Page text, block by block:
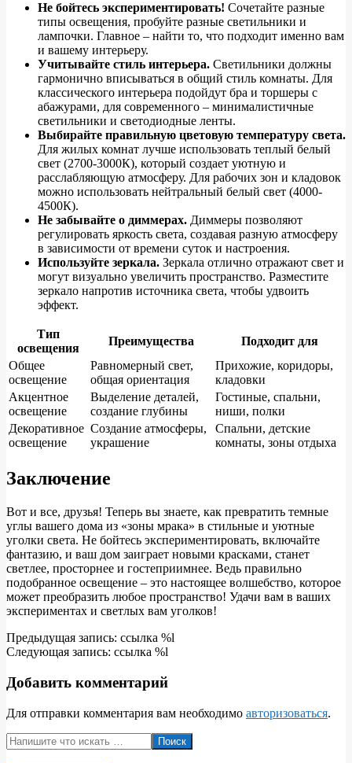
Не бойтесь экспериментировать! Сочетайте разные
типы освещения, пробуйте разные светильники и
лампочки. Главное – найти то, что подходит именно вам
и вашему интерьеру.
Учитывайте стиль интерьера. Светильники должны
гармонично вписываться в общий стиль комнаты. Для
классического интерьера подойдут бра и торшеры с
абажурами, для современного – минималистичные
светильники и светодиодные ленты.
Выбирайте правильную цветовую температуру света.
Для жилых комнат лучше использовать теплый белый
свет (2700-3000К), который создает уютную и
расслабляющую атмосферу. Для рабочих зон и кладовок
можно использовать нейтральный белый свет (4000-
4500К).
Не забывайте о диммерах. Диммеры позволяют
регулировать яркость света, создавая разную атмосферу
в зависимости от времени суток и настроения.
Используйте зеркала. Зеркала отлично отражают свет и
могут визуально увеличить пространство. Разместите
зеркало напротив источника света, чтобы удвоить
эффект.
Тип
освещения
Преимущества
Подходит для
Общее
освещение
Равномерный свет,
общая ориентация
Прихожие, коридоры,
кладовки
Акцентное
освещение
Выделение деталей,
создание глубины
Гостиные, спальни,
ниши, полки
Декоративное
освещение
Создание атмосферы,
украшение
Спальни, детские
комнаты, зоны отдыха
Заключение
Вот и все, друзья! Теперь вы знаете, как превратить темные
углы вашего дома из «зоны мрака» в стильные и уютные
уголки света. Не бойтесь экспериментировать, включайте
фантазию, и ваш дом заиграет новыми красками, станет
светлее, просторнее и гостеприимнее. Ведь правильно
подобранное освещение – это настоящее волшебство, которое
может преобразить любое пространство! Удачи вам в ваших
экспериментах и светлых вам уголков!
2024-
10-
Предыдущая запись: ссылка %l
Следующая запись: ссылка %l
Добавить комментарий
Для отправки комментария вам необходимо авторизоваться.
Поиск